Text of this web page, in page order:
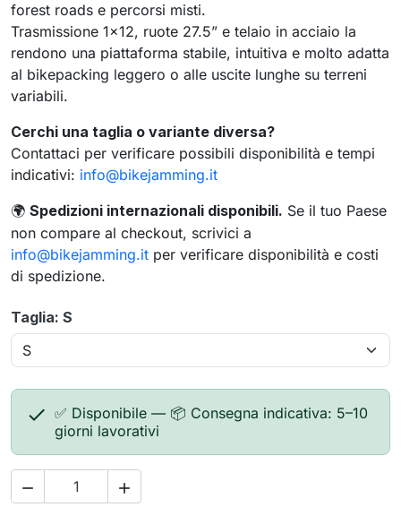
forest roads e percorsi misti.
Trasmissione 1×12, ruote 27.5” e telaio in acciaio la
rendono una piattaforma stabile, intuitiva e molto adatta
al bikepacking leggero o alle uscite lunghe su terreni
variabili.
Cerchi una taglia o variante diversa?
Contattaci per verificare possibili disponibilità e tempi
indicativi: info@bikejamming.it
🌍 Spedizioni internazionali disponibili. Se il tuo Paese
non compare al checkout, scrivici a
info@bikejamming.it per verificare disponibilità e costi
di spedizione.
Taglia: S
 ✅ Disponibile — 📦 Consegna indicativa: 5–10
giorni lavorativi
 